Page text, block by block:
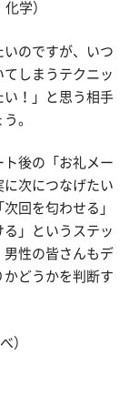
学）
のですが、いつ
しまうテクニッ
い！」と思う相手
。
後の「お礼メー
次につなげたい
回を匂わせる」
る」というステッ
男性の皆さんもデ
どうかを判断す
）